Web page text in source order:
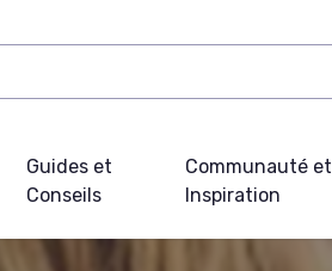
Guides et
Conseils
Communauté et
Inspiration